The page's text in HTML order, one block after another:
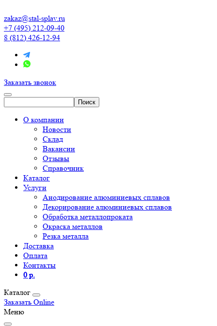
zakaz@stal-splav.ru
+7 (495) 212-09-40
8 (812) 426-12-94
Заказать звонок
О компании
Новости
Склад
Вакансии
Отзывы
Справочник
Каталог
Услуги
Анодирование алюминиевых сплавов
Декорирование алюминиевых сплавов
Обработка металлопроката
Окраска металлов
Резка металла
Доставка
Оплата
Контакты
0 р.
Каталог
Заказать Online
Меню